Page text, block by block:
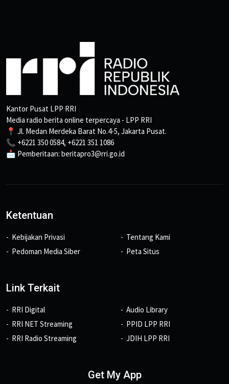
Kantor Pusat LPP RRI
Media radio berita online terpercaya - LPP RRI
📍 Jl. Medan Merdeka Barat No.4-5, Jakarta Pusat.
📞 +6221 350 0584, +6221 351 1086
📩 Pemberitaan: beritapro3@rri.go.id
Ketentuan
Kebijakan Privasi
Pedoman Media Siber
Tentang Kami
Peta Situs
Link Terkait
RRI Digital
RRI NET Streaming
RRI Radio Streaming
Audio Library
PPID LPP RRI
JDIH LPP RRI
Get My App